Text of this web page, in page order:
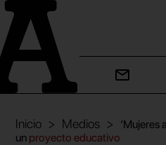
Inicio Medios
‘Mujeres
un proyecto educativo